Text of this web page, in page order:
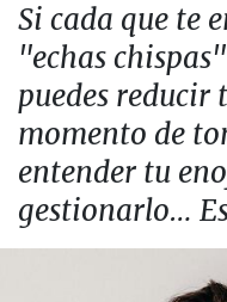
Si cada que te
"echas
puedes reducir
momento de
entender tu
gestionarlo…